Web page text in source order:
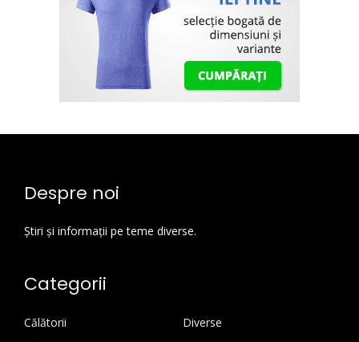
Despre noi
Știri și informații pe teme diverse.
Categorii
Călătorii
Diverse